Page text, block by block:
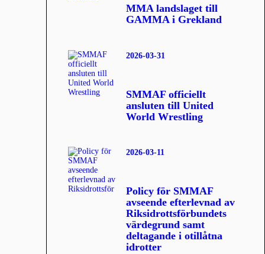
MMA landslaget till
GAMMA i Grekland
SMMAF officiellt
ansluten till United
World Wrestling
2026-03-31
Policy för SMMAF
avseende efterlevnad av
Riksidrottsförbundets
värdegrund samt
deltagande i otillåtna
idrotter
2026-03-11